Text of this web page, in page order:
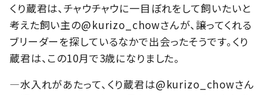
くり蔵君は、チャウチャウに一目ぼれをして飼いたいと
考えた飼い主の@kurizo_chowさんが、譲ってくれる
ブリーダーを探しているなかで出会ったそうです。くり
蔵君は、この10月で3歳になりました。
―水入れがあたって、くり蔵君は@kurizo_chowさん